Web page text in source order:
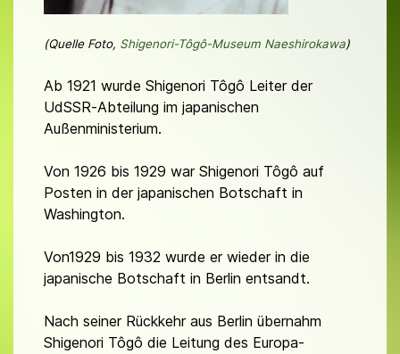
(Quelle Foto, Shigenori-Tôgô-Museum Naeshirokawa)
Ab 1921 wurde Shigenori Tôgô Leiter der
UdSSR-Abteilung im japanischen
Außenministerium.
Von 1926 bis 1929 war Shigenori Tôgô auf
Posten in der japanischen Botschaft in
Washington.
Von1929 bis 1932 wurde er wieder in die
japanische Botschaft in Berlin entsandt.
Nach seiner Rückkehr aus Berlin übernahm
Shigenori Tôgô die Leitung des Europa-